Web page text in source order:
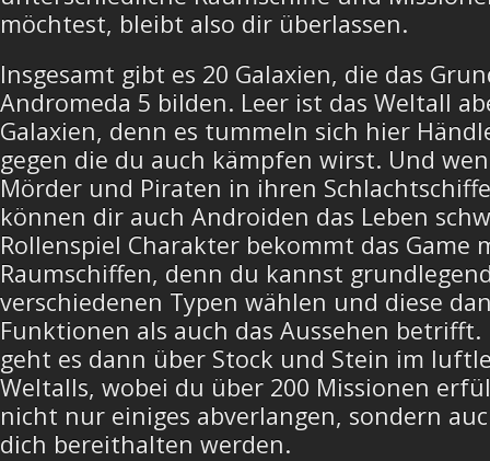
möchtest, bleibt also dir überlassen.
Insgesamt gibt es 20 Galaxien, die das
Andromeda 5 bilden. Leer ist das Weltall
Galaxien, denn es tummeln sich hier
gegen die du auch kämpfen wirst. Und
Mörder und Piraten in ihren
können dir auch Androiden das Leben
Rollenspiel Charakter bekommt das Game
Raumschiffen, denn du kannst
verschiedenen Typen wählen und diese
Funktionen als auch das Aussehen
geht es dann über Stock und Stein im
Weltalls, wobei du über 200 Missionen
nicht nur einiges abverlangen, sondern
dich bereithalten werden.